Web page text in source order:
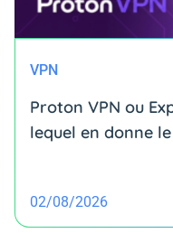
VPN
Proton VPN ou
lequel en donne
02/08/2026